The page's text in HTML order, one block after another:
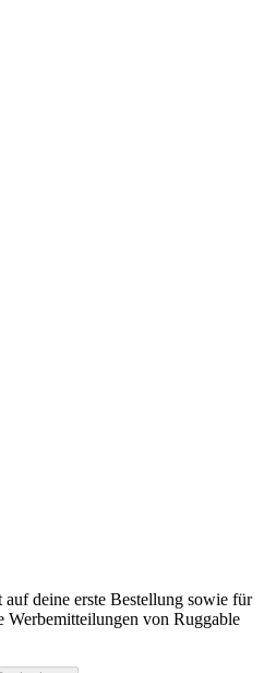
deine erste Bestellung sowie für
Werbemitteilungen von Ruggable